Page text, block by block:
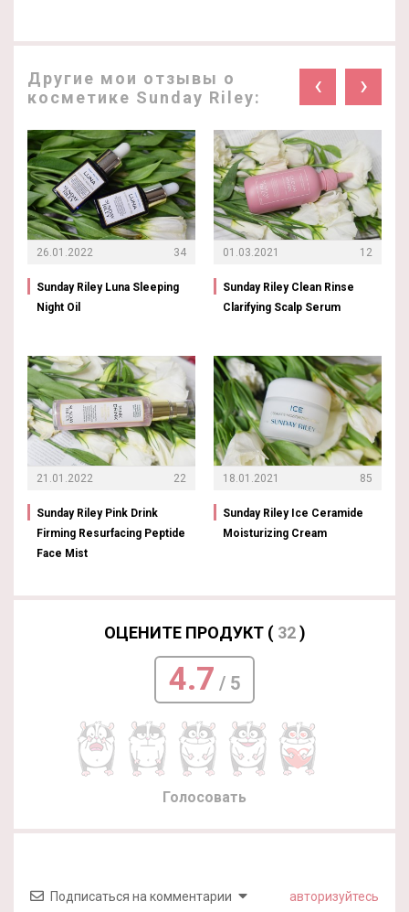
Другие мои отзывы о
косметике Sunday Riley:
‹ ›
26.01.2022 34
Sunday Riley Luna Sleeping
Night Oil
21.01.2022 22
Sunday Riley Pink Drink
Firming Resurfacing Peptide
Face Mist
01.03.2021 12
Sunday Riley Clean Rinse
Clarifying Scalp Serum
18.01.2021 85
Sunday Riley Ice Ceramide
Moisturizing Cream
ОЦЕНИТЕ ПРОДУКТ ( 32)
4.7 / 5
Голосовать
Подписаться на комментарии авторизуйтесь